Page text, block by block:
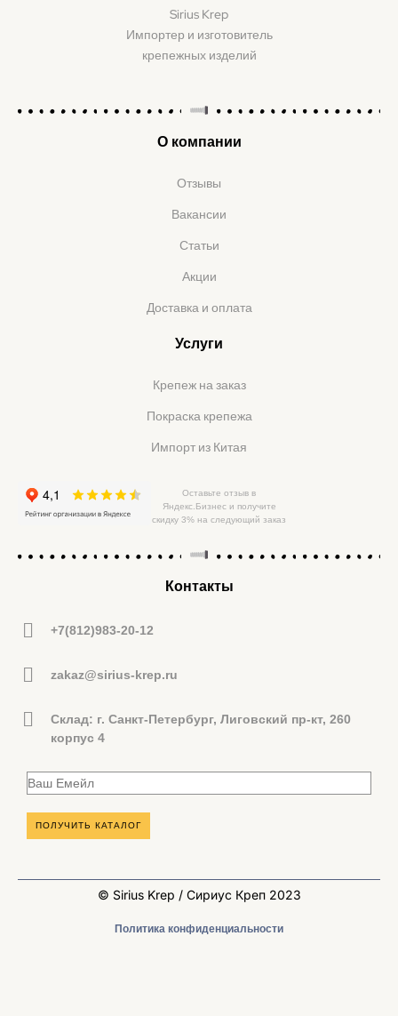
Sirius Krep
Импортер и изготовитель
крепежных изделий
О компании
Отзывы
Вакансии
Статьи
Акции
Доставка и оплата
Услуги
Крепеж на заказ
Покраска крепежа
Импорт из Китая
Оставьте отзыв в
Яндекс.Бизнес и получите
скидку 3% на следующий заказ
Контакты
+7(812)983-20-12
zakaz@sirius-krep.ru
Склад: г. Санкт-Петербург, Лиговский пр-кт, 260
корпус 4
© Sirius Krep / Сириус Креп 2023
Политика конфиденциальности